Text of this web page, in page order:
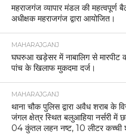
महराजगंज व्यापार मंडल की महत्वपूर्ण
अधीक्षक महराजगंज द्वारा आयोजित।
MAHARAJGANJ
घघरुआ खड़ेसर में नाबालिग से मारपीट
पांच के खिलाफ मुकदमा दर्ज।
MAHARAJGANJ
थाना चौक पुलिस द्वारा अवैध शराब के
जंगल क्षेत्र स्थित बलुआहिया नर्सरी में
04 कुंतल लहन नष्ट, 10 लीटर कच्ची